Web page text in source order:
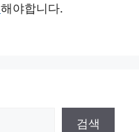
해야합니다.
검색